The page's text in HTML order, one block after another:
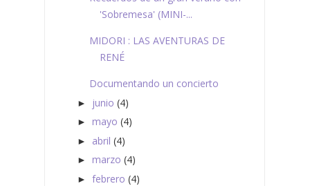
'Sobremesa' (MINI-...
MIDORI : LAS AVENTURAS DE
RENÉ
Documentando un concierto
► junio (4)
► mayo (4)
► abril (4)
► marzo (4)
► febrero (4)